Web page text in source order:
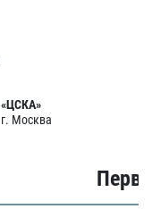
«ЦСКА»
г. Москва